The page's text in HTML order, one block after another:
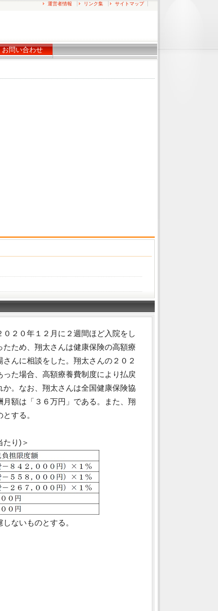
運営者情報 リンク集 サイトマップ
お問い合わせ
２０年１２月に２週間ほど入院をし
ため、翔太さんは健康保険の高額療
んに相談をした。翔太さんの２０２
た場合、高額療養費制度により払戻
。なお、翔太さんは全国健康保険協
額は「３６万円」である。また、翔
する。
り)＞
ないものとする。